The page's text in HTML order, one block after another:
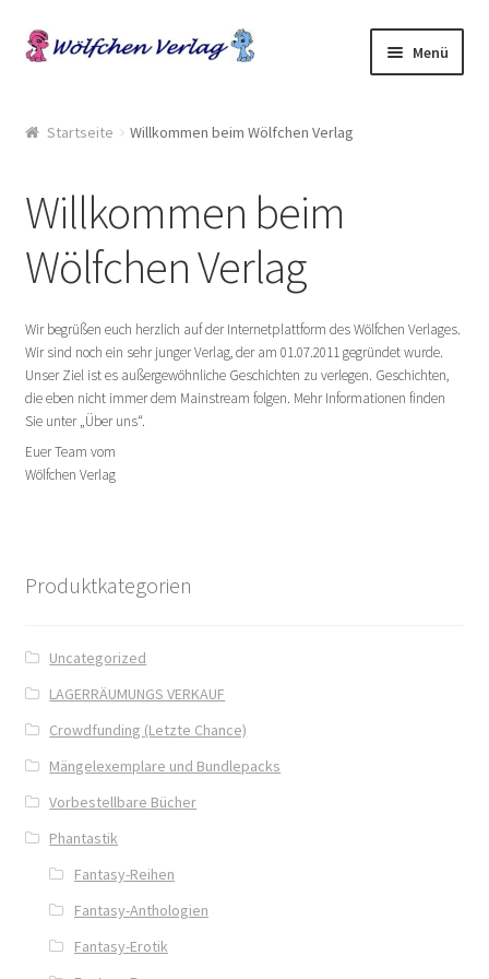
Zur
Navigation
Springe
zum
Menü
AGB
Anthologien
Ausschreibung Erotik-Furry-Artbook
Ausschreibungen
Ausschreibungen für 2018
Bücher
Das Verlagsteam
Datenschutzerklärung
Die Dunkelmagierchroniken Bd. 1
Die Dunkelmagierchroniken Bd. 2
Startseite Willkommen beim Wölfchen Verlag
Willkommen beim
Wölfchen Verlag
Wir begrüßen euch herzlich auf der Internetplattform des Wölfchen Verlages.
Wir sind noch ein sehr junger Verlag, der am 01.07.2011 gegründet wurde.
Unser Ziel ist es außergewöhnliche Geschichten zu verlegen. Geschichten,
die eben nicht immer dem Mainstream folgen. Mehr Informationen finden
Sie unter „Über uns“.
Euer Team vom
Wölfchen Verlag
Produktkategorien
Uncategorized
LAGERRÄUMUNGS VERKAUF
Crowdfunding (Letzte Chance)
Mängelexemplare und Bundlepacks
Vorbestellbare Bücher
Phantastik
Fantasy-Reihen
Fantasy-Anthologien
Fantasy-Erotik